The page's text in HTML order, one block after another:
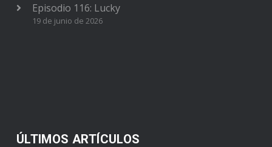
Episodio 116: Lucky
19 de junio de 2026
ÚLTIMOS ARTÍCULOS